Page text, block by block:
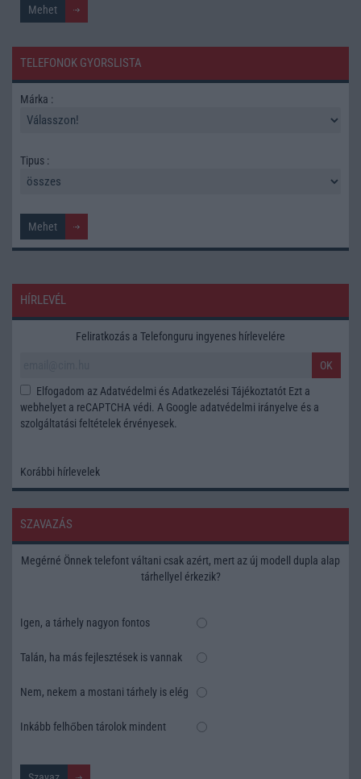
TELEFONOK GYORSLISTA
Márka :
Tipus :
HÍRLEVÉL
Feliratkozás a Telefonguru ingyenes hírlevelére
OK
Elfogadom az Adatvédelmi és Adatkezelési Tájékoztatót Ezt a
webhelyet a reCAPTCHA védi. A Google adatvédelmi irányelve és a
szolgáltatási feltételek érvényesek.
Korábbi hírlevelek
SZAVAZÁS
Megérné Önnek telefont váltani csak azért, mert az új modell dupla alap
tárhellyel érkezik?
Igen, a tárhely nagyon fontos
Talán, ha más fejlesztések is vannak
Nem, nekem a mostani tárhely is elég
Inkább felhőben tárolok mindent